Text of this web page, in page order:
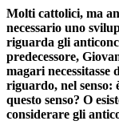
Molti cattolici, ma
necessario uno
riguarda gli
predecessore,
magari necessitasse
riguardo, nel senso:
questo senso? O
considerare gli